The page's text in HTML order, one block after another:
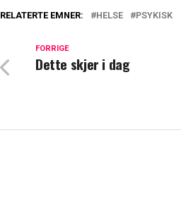
RELATERTE EMNER: HELSE PSYKISK
FORRIGE
Dette skjer i dag